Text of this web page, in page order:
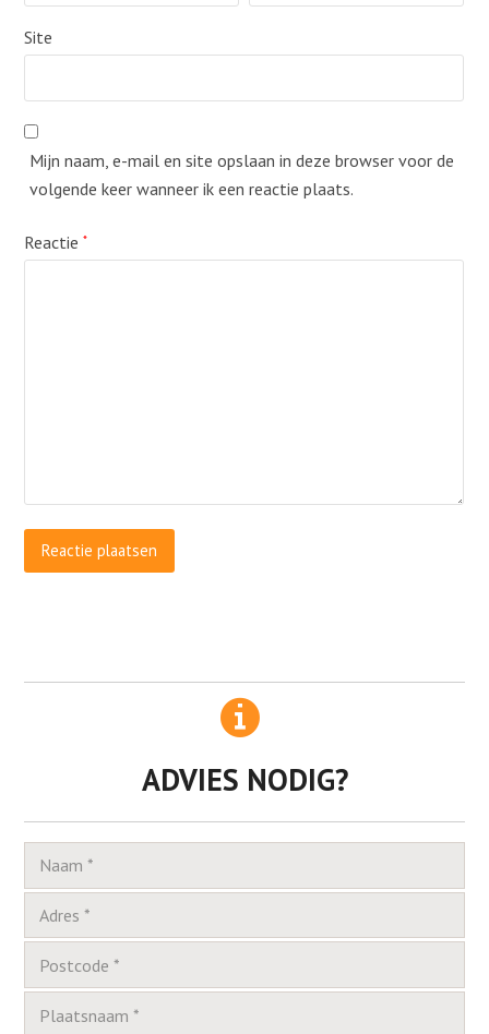
Site
Mijn naam, e-mail en site opslaan in deze browser voor de
volgende keer wanneer ik een reactie plaats.
Reactie*
ADVIES NODIG?